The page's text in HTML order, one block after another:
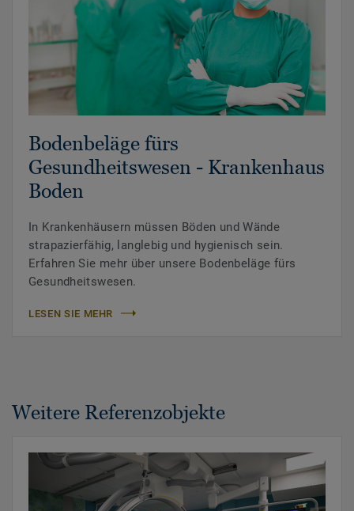
Bodenbeläge fürs
Gesundheitswesen - Krankenhaus
Boden
In Krankenhäusern müssen Böden und Wände
strapazierfähig, langlebig und hygienisch sein.
Erfahren Sie mehr über unsere Bodenbeläge fürs
Gesundheitswesen.
LESEN SIE MEHR
Weitere Referenzobjekte